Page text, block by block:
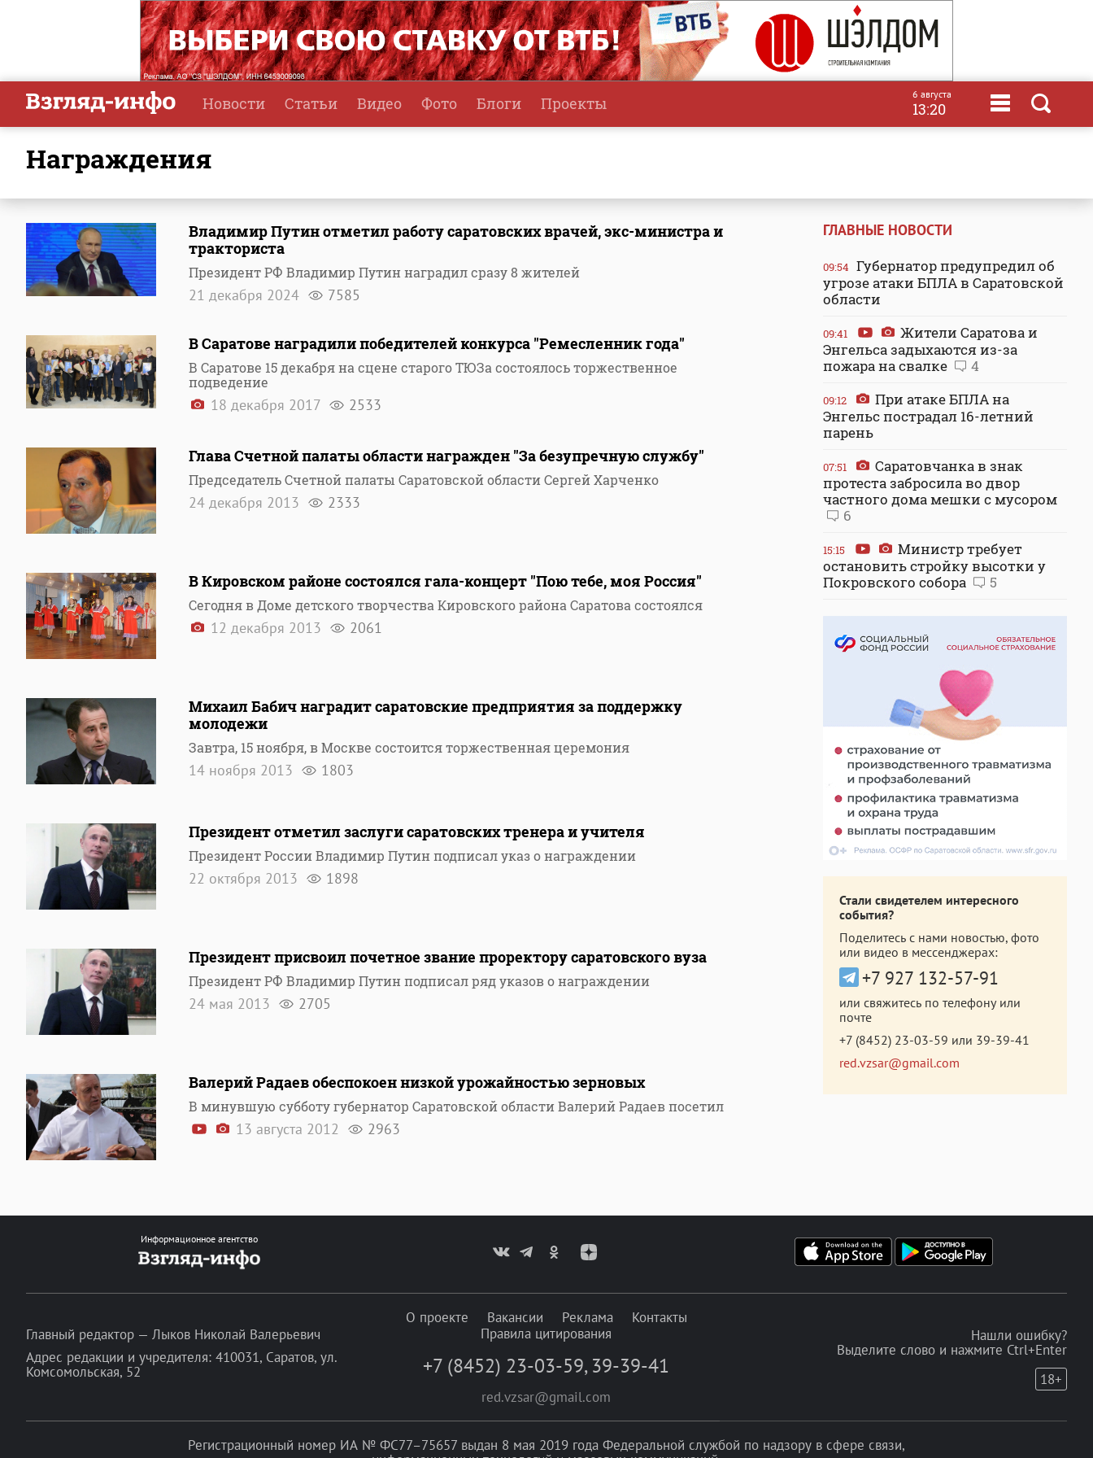
Новости Статьи Видео Фото Блоги Проекты 6 августа
13:20
награждения
Владимир Путин отметил работу саратовских врачей, экс-министра и
тракториста
Президент РФ Владимир Путин наградил сразу 8 жителей
21 декабря 2024 7585
В Саратове наградили победителей конкурса "Ремесленник года"
В Саратове 15 декабря на сцене старого ТЮЗа состоялось торжественное
подведение
18 декабря 2017 2533
Глава Счетной палаты области награжден "За безупречную службу"
Председатель Счетной палаты Саратовской области Сергей Харченко
24 декабря 2013 2333
В Кировском районе состоялся гала-концерт "Пою тебе, моя Россия"
Сегодня в Доме детского творчества Кировского района Саратова состоялся
12 декабря 2013 2061
Михаил Бабич наградит саратовские предприятия за поддержку
молодежи
Завтра, 15 ноября, в Москве состоится торжественная церемония
14 ноября 2013 1803
Президент отметил заслуги саратовских тренера и учителя
Президент России Владимир Путин подписал указ о награждении
22 октября 2013 1898
Президент присвоил почетное звание проректору саратовского вуза
Президент РФ Владимир Путин подписал ряд указов о награждении
24 мая 2013 2705
Валерий Радаев обеспокоен низкой урожайностью зерновых
В минувшую субботу губернатор Саратовской области Валерий Радаев посетил
13 августа 2012 2963
ГЛАВНЫЕ НОВОСТИ
09:54 Губернатор предупредил об
угрозе атаки БПЛА в Саратовской
области
09:41
Жители Саратова и
Энгельса задыхаются из-за
пожара на свалке
4
09:12
При атаке БПЛА на
Энгельс пострадал 16-летний
парень
07:51
Саратовчанка в знак
протеста забросила во двор
частного дома мешки с мусором
6
15:15
Министр требует
остановить стройку высотки у
Покровского собора
5
Стали свидетелем интересного
события?
Поделитесь с нами новостью, фото
или видео в мессенджерах:
+7 927 132-57-91
или свяжитесь по телефону или
почте
+7 (8452) 23-03-59 или 39-39-41
red.vzsar@gmail.com
Информационное агентство
Главный редактор — Лыков Николай Валерьевич
Адрес редакции и учредителя: 410031, Саратов, ул.
Комсомольская, 52
О проекте Вакансии Реклама
Контакты
Правила цитирования
+7 (8452) 23-03-59, 39-39-41
red.vzsar@gmail.com
Нашли ошибку?
Выделите слово и нажмите Ctrl+Enter
18+
Регистрационный номер ИА № ФС77–75657 выдан 8 мая 2019 года Федеральной службой по надзору в сфере связи,